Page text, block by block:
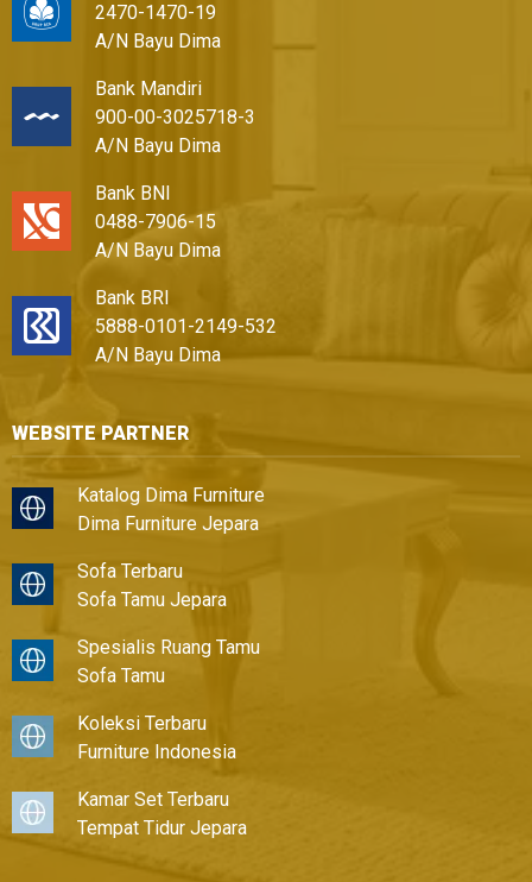
2470-1470-19
A/N Bayu Dima
Bank Mandiri
900-00-3025718-3
A/N Bayu Dima
Bank BNI
0488-7906-15
A/N Bayu Dima
Bank BRI
5888-0101-2149-532
A/N Bayu Dima
WEBSITE PARTNER
Katalog Dima Furniture
Dima Furniture Jepara
Sofa Terbaru
Sofa Tamu Jepara
Spesialis Ruang Tamu
Sofa Tamu
Koleksi Terbaru
Furniture Indonesia
Kamar Set Terbaru
Tempat Tidur Jepara